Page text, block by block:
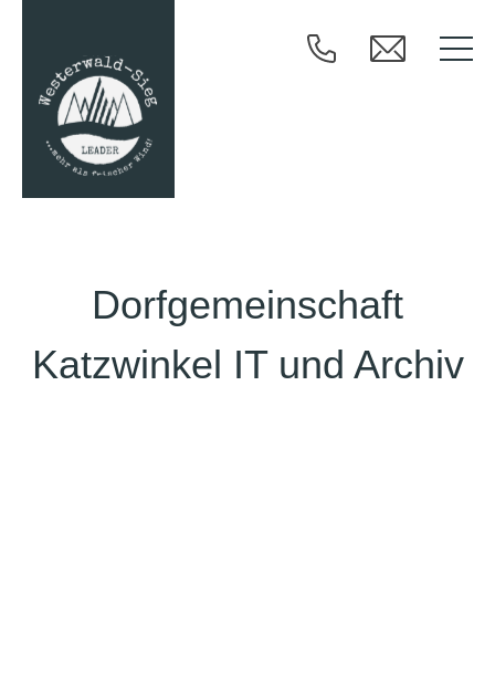
Dorfgemeinschaft
Katzwinkel IT und Archiv